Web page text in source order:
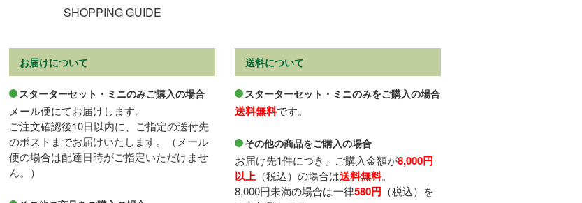
SHOPPING GUIDE
お届けについて
スターターセット・ミニのみご購入の場合
メール便にてお届けします。
ご注文確認後10日以内に、ご指定の送付先
のポストまでお届けいたします。（メール
便の場合は配達日時がご指定いただけませ
ん。）
送料について
スターターセット・ミニのみをご購入の場合
送料無料です。
その他の商品をご購入の場合
お届け先1件につき、ご購入金額が8,000円
以上 （税込）の場合は送料無料。
8,000円未満の場合は一律580円 （税込）を